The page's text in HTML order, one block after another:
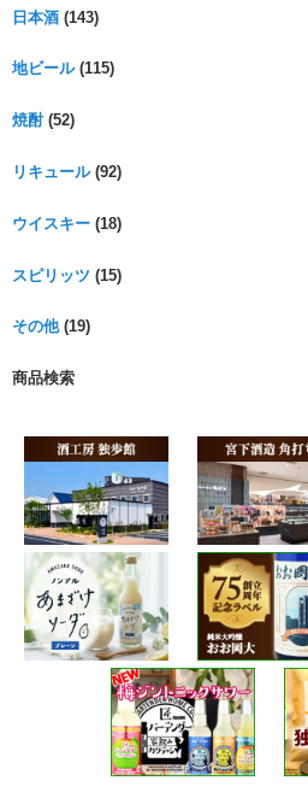
日本酒 (143)
地ビール(115)
焼酎(52)
リキュール(92)
ウイスキー (18)
スピリッツ (15)
その他(19)
商品検索